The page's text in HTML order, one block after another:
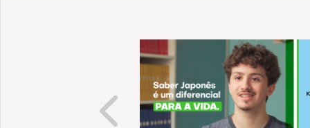
Previous